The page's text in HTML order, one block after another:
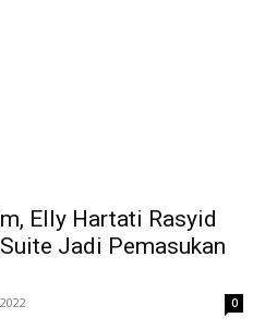
Elly Hartati Rasyid
Jadi Pemasukan
0